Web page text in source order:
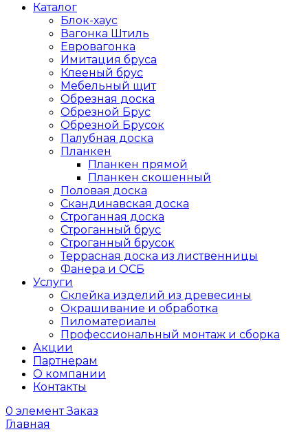
Каталог
Блок-хаус
Вагонка Штиль
Евровагонка
Имитация бруса
Клееный брус
Мебельный щит
Обрезная доска
Обрезной Брус
Обрезной Брусок
Палубная доска
Планкен
Планкен прямой
Планкен скошенный
Половая доска
Скандинавская доска
Строганная доска
Строганный брус
Строганный брусок
Террасная доска из лиственницы
Фанера и ОСБ
Услуги
Склейка изделий из древесины
Окрашивание и обработка
Пиломатериалы
Профессиональный монтаж и сборка
Акции
Партнерам
О компании
Контакты
0 элемент Заказ
Главная